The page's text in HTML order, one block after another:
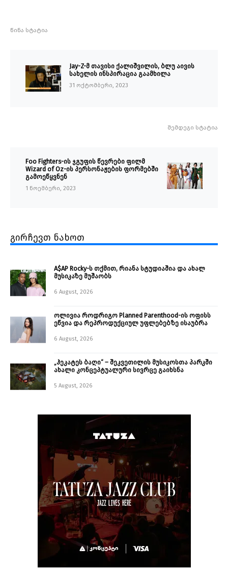
წინა სტატია
Jay-Z-მ თავისი ქალიშვილის, ბლუ აივის
სახელის ინსპირაცია გაამხილა
31 ოქტომბერი, 2023
შემდეგი სტატია
Foo Fighters-ის ჯგუფის წევრები ფილმ
Wizard of Oz-ის პერსონაჟების ფორმებში
გამოეწყვნენ
1 ნოემბერი, 2023
გირჩევთ ნახოთ
A$AP Rocky-ს თქმით, რიანა სტუდიაშია და ახალ
მუსიკაზე მუშაობს
6 August, 2026
ოლივია როდრიგო Planned Parenthood-ის ოფისს
ეწვია და რეპროდუქციულ უფლებებზე ისაუბრა
6 August, 2026
„ჰეკატეს ბაღი“ – შეკვეთილის მუსიკოსთა პარკში
ახალი კონცეპტუალური სივრცე გაიხსნა ￼
5 August, 2026